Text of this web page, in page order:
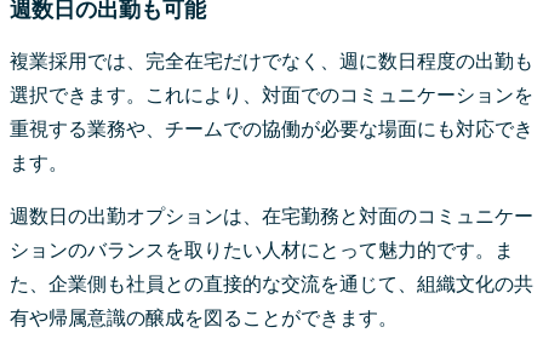
週数日の出勤も可能
複業採用では、完全在宅だけでなく、週に数日程度の出勤も
選択できます。これにより、対面でのコミュニケーションを
重視する業務や、チームでの協働が必要な場面にも対応でき
ます。
週数日の出勤オプションは、在宅勤務と対面のコミュニケー
ションのバランスを取りたい人材にとって魅力的です。ま
た、企業側も社員との直接的な交流を通じて、組織文化の共
有や帰属意識の醸成を図ることができます。